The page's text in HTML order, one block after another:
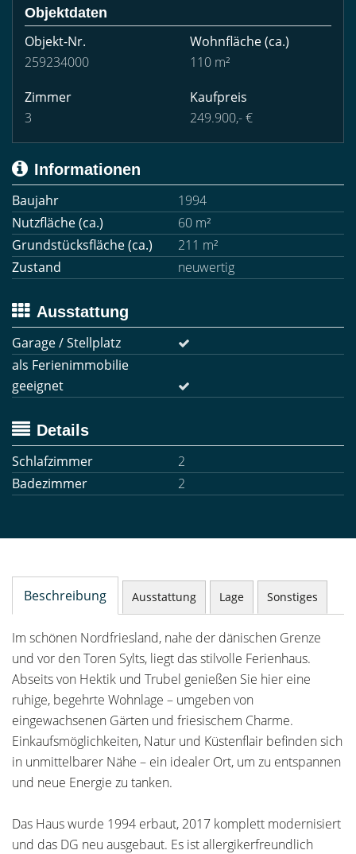
Objektdaten
Objekt-Nr.
259234000
Wohnfläche(ca.)
110 m²
Zimmer
3
Kaufpreis
249.900,- €
Informationen
Baujahr
1994
Nutzfläche (ca.)
60 m²
Grundstücksfläche (ca.)
211 m²
Zustand
neuwertig
Ausstattung
Garage / Stellplatz
als Ferienimmobilie
geeignet
Details
Schlafzimmer
2
Badezimmer
2
Beschreibung Ausstattung Lage Sonstiges
Im schönen Nordfriesland, nahe der dänischen Grenze
und vor den Toren Sylts, liegt das stilvolle Ferienhaus.
Abseits von Hektik und Trubel genießen Sie hier eine
ruhige, begehrte Wohnlage – umgeben von
eingewachsenen Gärten und friesischem Charme.
Einkaufsmöglichkeiten, Natur und Küstenflair befinden sich
in unmittelbarer Nähe – ein idealer Ort, um zu entspannen
und neue Energie zu tanken.
Das Haus wurde 1994 erbaut, 2017 komplett modernisiert
und das DG neu ausgebaut. Es ist allergikerfreundlich